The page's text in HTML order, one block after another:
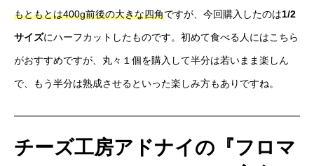
もともとは400g前後の大きな四角ですが、今回購入したのは1/2
サイズにハーフカットしたものです。初めて食べる人にはこちら
がおすすめですが、丸々１個を購入して半分は若いまま楽しん
で、もう半分は熟成させるといった楽しみ方もありですね。
チーズ工房アドナイの『フロマ